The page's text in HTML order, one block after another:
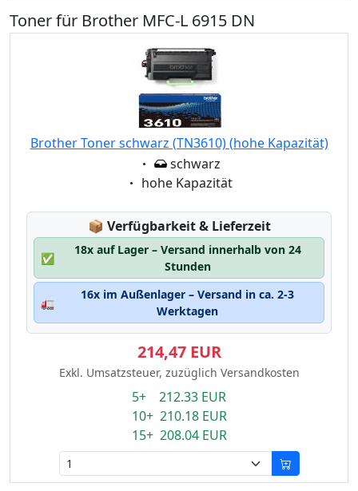
Toner für Brother MFC-L 6915 DN
Brother Toner schwarz (TN3610) (hohe Kapazität)
Eigenschaft:
schwarz
Eigenschaft:
hohe Kapazität
📦 Lagerstatus:
Verfügbarkeit & Lieferzeit
✅
18x auf Lager – Versand innerhalb von 24
Stunden
🚛
16x im Außenlager – Versand in ca. 2-3
Werktagen
214,47 EUR
Exkl. Umsatzsteuer, zuzüglich Versandkosten
5+ 212.33 EUR
10+ 210.18 EUR
15+ 208.04 EUR